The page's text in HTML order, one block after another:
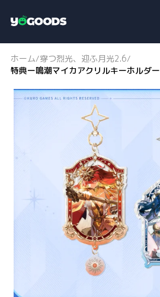
o
g
o
o
s
ホーム/穿つ烈光、迎ふ月光2.6/
特典ー鳴潮マイカアクリルキーホルダー